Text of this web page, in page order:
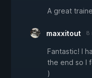
A great
maxxitout 8
Fantastic! I
the end so I
)